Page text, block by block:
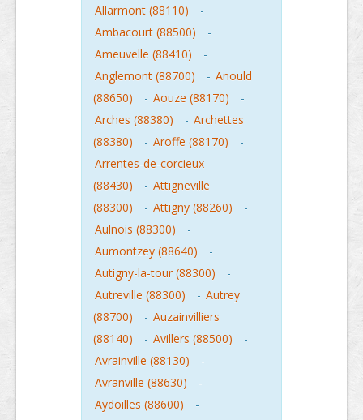
Allarmont (88110)
-
Ambacourt (88500)
-
Ameuvelle (88410)
-
Anglemont (88700)
- Anould
(88650)
- Aouze (88170)
-
Arches (88380)
- Archettes
(88380)
- Aroffe (88170)
-
Arrentes-de-corcieux
(88430)
- Attigneville
(88300)
- Attigny (88260)
-
Aulnois (88300)
-
Aumontzey (88640)
-
Autigny-la-tour (88300)
-
Autreville (88300)
- Autrey
(88700)
- Auzainvilliers
(88140)
- Avillers (88500)
-
Avrainville (88130)
-
Avranville (88630)
-
Aydoilles (88600)
-